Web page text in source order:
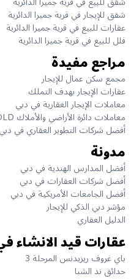
شقق للإيجار في قرية جميرا الدائرية
عقارات للبيع في قرية جميرا الدائرية
فلل للبيع في قرية جميرا الدائرية
مراجع مفيدة
مجمع سكن عمال للإيجار
عقارات الإيجار بهدف التملك
معاملات الإيجار العقارية في دبي
معاملات دائرة الأراضي والأملاك DLD يومياً
أفضل شركات التطوير العقاري في دبي
مدونة
أفضل المدارس الهندية في دبي
أفضل شركات العقارات في دبي
أفضل الجامعات الأمريكية في دبي
مؤشر دبي الذكي للإيجار
الدليل العقاري
عقارات قيد الانشاء
باي غروف ريزيدنس المرحلة 3
حدائق ند الشبا